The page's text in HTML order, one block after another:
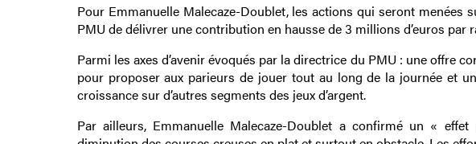
Pour Emmanuelle Malecaze-Doublet, les actions qui seront menées
PMU de délivrer une contribution en hausse de 3 millions d’euros par
Parmi les axes d’avenir évoqués par la directrice du PMU : une offre
pour proposer aux parieurs de jouer tout au long de la journée et
croissance sur d’autres segments des jeux d’argent.
Par ailleurs, Emmanuelle Malecaze-Doublet a confirmé un «